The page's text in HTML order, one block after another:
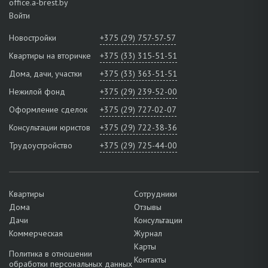
office.a-brest.by
Войти
Новостройки
+375 (29) 757-57-57
Квартиры на вторичке
+375 (33) 315-51-51
Дома, дачи, участки
+375 (33) 363-51-51
Нежилой фонд
+375 (29) 239-52-00
Оформление сделок
+375 (29) 727-02-07
Консультации юристов
+375 (29) 722-38-36
Трудоустройство
+375 (29) 725-44-00
Квартиры
Дома
Дачи
Коммерческая
Политика в отношении
обработки персональных данных
Сотрудники
Отзывы
Консультации
Журнал
Карты
Контакты